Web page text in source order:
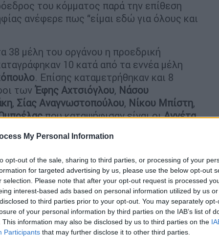
My Personal Information
opt-out of the sale, sharing to third parties, or processing of your
for targeted advertising by us, please use the below opt-out
selection. Please note that after your opt-out request is processed
interest-based ads based on personal information utilized by us
to third parties prior to your opt-out. You may separately
of your personal information by third parties on the IAB’s list of
This information may also be disclosed by us to third parties on the
Participants that may further disclose it to other third parties.
του κόμματος παρά την επίθεση
ανέφερε πως “είμαι εδώ για όλους και
38 μέλη του οργάνου η προεδρική
10 κατά από τα εννέα μέλη
. Επίσης καταμετρήθηκαν και 8
των Έφης Αχτσιόγλου, Νάσου
, Σίας Αναγνωστοπούλου, Νίκου Μπίστη,
που καταψήφισαν είναι οιΑννέτα
Τσακαλώτοςκαι
οι ψήφοι τωνΡένας Δούρου, Όλγας
Νίκου Παππά,Κώστα Ζαχαριάδη ,Ζωής
,Θεοδώρας Τζάκρη,Παύλου Πολάκη. Από
ΡαγκούσηςκαιΘανάσης Θεοχαρόπουλος.